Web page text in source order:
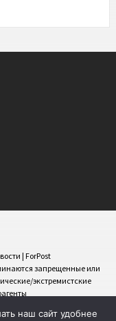
| ForPost
запрещенные или
экстремистские
наш сайт удобнее